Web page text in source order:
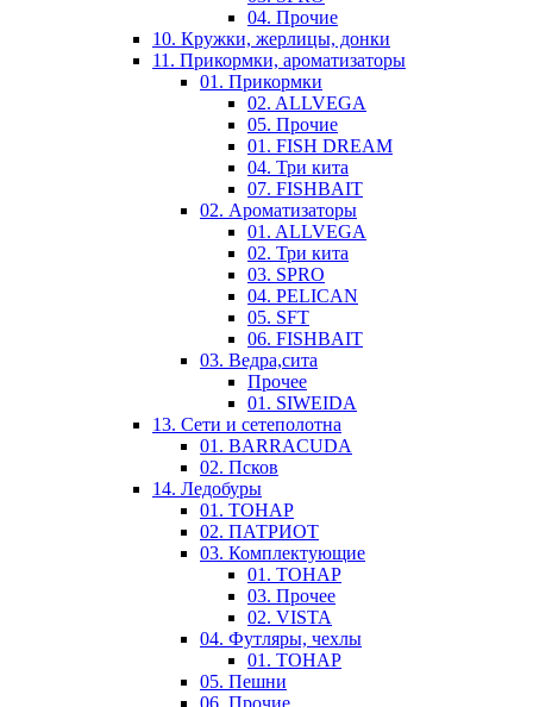
04. Прочие
10. Кружки, жерлицы, донки
11. Прикормки, ароматизаторы
01. Прикормки
02. ALLVEGA
05. Прочие
01. FISH DREAM
04. Три кита
07. FISHBAIT
02. Ароматизаторы
01. ALLVEGA
02. Три кита
03. SPRO
04. PELICAN
05. SFT
06. FISHBAIT
03. Ведра,сита
Прочее
01. SIWEIDA
13. Сети и сетеполотна
01. BARRACUDA
02. Псков
14. Ледобуры
01. ТОНАР
02. ПАТРИОТ
03. Комплектующие
01. ТОНАР
03. Прочее
02. VISTA
04. Футляры, чехлы
01. ТОНАР
05. Пешни
06. Прочие